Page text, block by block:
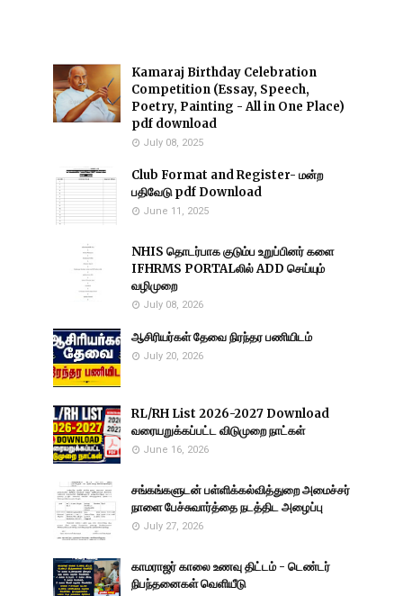
Kamaraj Birthday Celebration
Competition (Essay, Speech,
Poetry, Painting - All in One Place)
pdf download
July 08, 2025
Club Format and Register- மன்ற
பதிவேடு pdf Download
June 11, 2025
NHIS தொடர்பாக குடும்ப உறுப்பினர் களை
IFHRMS PORTALலில் ADD செய்யும்
வழிமுறை
July 08, 2026
ஆசிரியர்கள் தேவை நிரந்தர பணியிடம்
July 20, 2026
RL/RH List 2026-2027 Download
வரையறுக்கப்பட்ட விடுமுறை நாட்கள்
June 16, 2026
சங்கங்களுடன் பள்ளிக்கல்வித்துறை அமைச்சர்
நாளை பேச்சுவார்த்தை நடத்திட அழைப்பு
July 27, 2026
காமராஜர் காலை உணவு திட்டம் - டெண்டர்
நிபந்தனைகள் வெளியீடு